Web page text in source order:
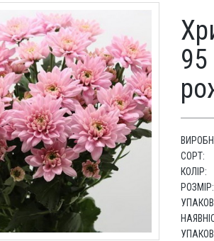
СОРТ:
КОЛІР:
РОЗМІР: